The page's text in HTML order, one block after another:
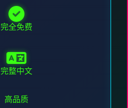
完全免费
完整中文
高品质